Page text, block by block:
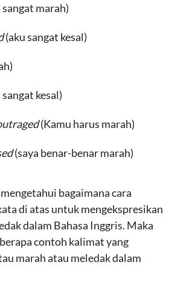
sangat marah)
(aku sangat kesal)
sangat kesal)
(Kamu harus marah)
(saya benar-benar marah)
bagaimana cara
di atas untuk mengekspresikan
dalam Bahasa Inggris. Maka
contoh kalimat yang
marah atau meledak dalam